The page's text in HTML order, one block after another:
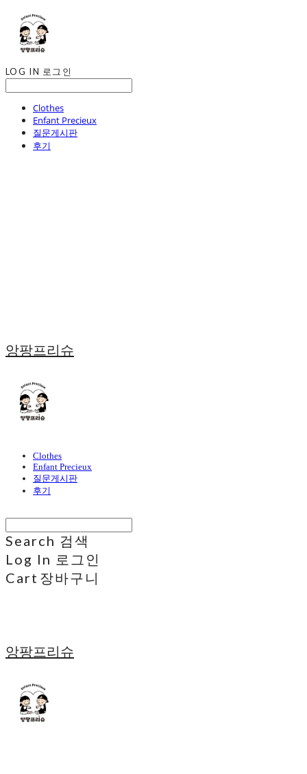
LOG IN 로그인
Clothes
Enfant Precieux
질문게시판
후기
앙팡프리슈
Clothes
Enfant Precieux
질문게시판
후기
Search 검색
Log In 로그인
Cart 장바구니
앙팡프리슈